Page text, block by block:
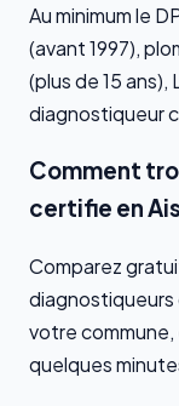
Au minimum le
(avant 1997),
(plus de 15
diagnostiqueur
Comment
certifie en
Comparez
diagnostiqueurs
votre commune,
quelques